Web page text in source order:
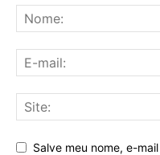
Salve meu nome, e-